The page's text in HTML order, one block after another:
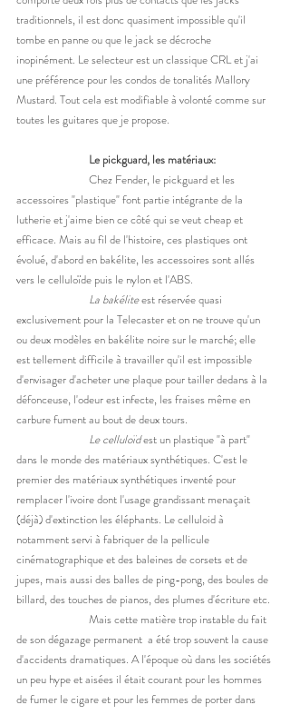
traditionnels, il est donc quasiment impossible qu'il
tombe en panne ou que le jack se décroche
inopinément. Le selecteur est un classique CRL et j'ai
une préférence pour les condos de tonalités Mallory
Mustard. Tout cela est modifiable à volonté comme sur
toutes les guitares que je propose.
Le pickguard, les matériaux:
Chez Fender, le pickguard et les
accessoires "plastique" font partie intégrante de la
lutherie et j'aime bien ce côté qui se veut cheap et
efficace. Mais au fil de l'histoire, ces plastiques ont
évolué, d'abord en bakélite, les accessoires sont allés
vers le celluloïde puis le nylon et l'ABS.
La bakélite est réservée quasi
exclusivement pour la Telecaster et on ne trouve qu'un
ou deux modèles en bakélite noire sur le marché; elle
est tellement difficile à travailler qu'il est impossible
d'envisager d'acheter une plaque pour tailler dedans à la
défonceuse, l'odeur est infecte, les fraises même en
carbure fument au bout de deux tours.
Le celluloïd est un plastique "à part"
dans le monde des matériaux synthétiques. C'est le
premier des matériaux synthétiques inventé pour
remplacer l'ivoire dont l'usage grandissant menaçait
(déjà) d'extinction les éléphants. Le celluloid à
notamment servi à fabriquer de la pellicule
cinématographique et des baleines de corsets et de
jupes, mais aussi des balles de ping-pong, des boules de
billard, des touches de pianos, des plumes d'écriture etc.
de son dégazage permanent  a été trop souvent la cause
d'accidents dramatiques. A l'époque où dans les sociétés
un peu hype et aisées il était courant pour les hommes
de fumer le cigare et pour les femmes de porter dans